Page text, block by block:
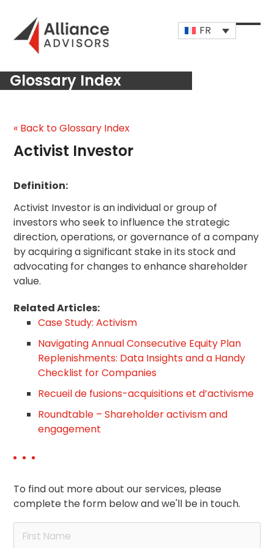
content
FR
Open
Close
Glossary Index
« Back to Glossary Index
Activist Investor
Definition:
Activist Investor is an individual or group of
investors who seek to influence the strategic
direction, operations, or governance of a company
by acquiring a significant stake in its stock and
advocating for changes to enhance shareholder
value.
Related Articles:
Case Study: Activism
Navigating Annual Consecutive Equity Plan
Replenishments: Data Insights and a Handy
Checklist for Companies
Recueil de fusions-acquisitions et d’activisme
Roundtable – Shareholder activism and
engagement
To find out more about our services, please
complete the form below and we'll be in touch.